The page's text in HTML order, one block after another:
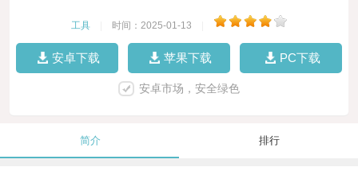
工具 时间：2025-01-13
安卓下载 苹果下载 PC下载
安卓市场，安全绿色
简介 排行